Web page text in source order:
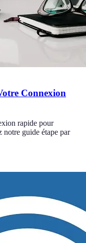
Connexion
rapide pour
notre guide étape par